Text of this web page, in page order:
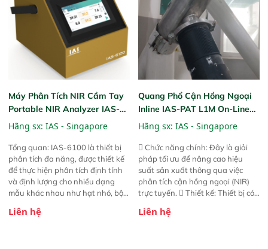
Máy Phân Tích NIR Cầm Tay
Portable NIR Analyzer IAS-
6100
Hãng sx: IAS - Singapore
Tổng quan: IAS-6100 là thiết bị
phân tích đa năng, được thiết kế
để thực hiện phân tích định tính
và định lượng cho nhiều dạng
mẫu khác nhau như hạt nhỏ, bột,
này cho phép bất kỳ ai cũng có
Liên hệ
Quang Phổ Cận Hồng Ngoại
Inline IAS-PAT L1M On-Line
NIR
Hãng sx: IAS - Singapore
 Chức năng chính: Đây là giải
pháp tối ưu để nâng cao hiệu
suất sản xuất thông qua việc
phân tích cận hồng ngoại (NIR)
trực tuyến.  Thiết kế: Thiết bị có
hỗ trợ tản nhiệt tăng cường và đã
Liên hệ